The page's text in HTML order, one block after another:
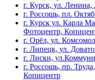
г. Курск, ул.
г. Россошь, пл.
г. Курск ул. Карла
Фотоцентр,
г. Орёл, ул.
г. Липецк, ул.
г. Лиски,
г. Россошь, пр.
Копицентр